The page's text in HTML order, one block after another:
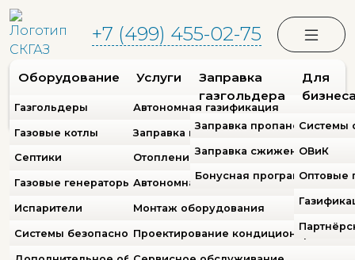
+7 (499) 455-02-75
Оборудование
Газгольдеры
Газовые котлы
Септики
Газовые генераторы
Испарители
Системы безопасности
Услуги
Автономная газификация
Заправка газгольдера
Отопление
Автономная канализация
Монтаж оборудования
Проектирование кондиционирования
Заправка
газгольдера
Заправка пропаном
Заправка сжиженным
Бонусная программа
Для
Системы
ОВиК
Оптовые
СКГАЗ> Политика конфиденциальности
Политика
конфиденциальности
интернет-сайта